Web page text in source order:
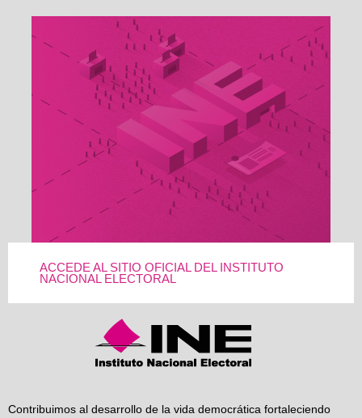
ACCEDE AL SITIO OFICIAL DEL INSTITUTO
NACIONAL ELECTORAL
Contribuimos al desarrollo de la vida democrática fortaleciendo